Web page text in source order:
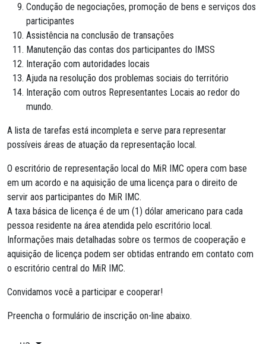
Condução de negociações, promoção de bens e serviços dos
participantes
Assistência na conclusão de transações
Manutenção das contas dos participantes do IMSS
Interação com autoridades locais
Ajuda na resolução dos problemas sociais do território
Interação com outros Representantes Locais ao redor do
mundo.
A lista de tarefas está incompleta e serve para representar
possíveis áreas de atuação da representação local.
O escritório de representação local do MiR IMC opera com base
em um acordo e na aquisição de uma licença para o direito de
servir aos participantes do MiR IMC.
A taxa básica de licença é de um (1) dólar americano para cada
pessoa residente na área atendida pelo escritório local.
Informações mais detalhadas sobre os termos de cooperação e
aquisição de licença podem ser obtidas entrando em contato com
o escritório central do MiR IMC.
Convidamos você a participar e cooperar!
Preencha o formulário de inscrição on-line abaixo.